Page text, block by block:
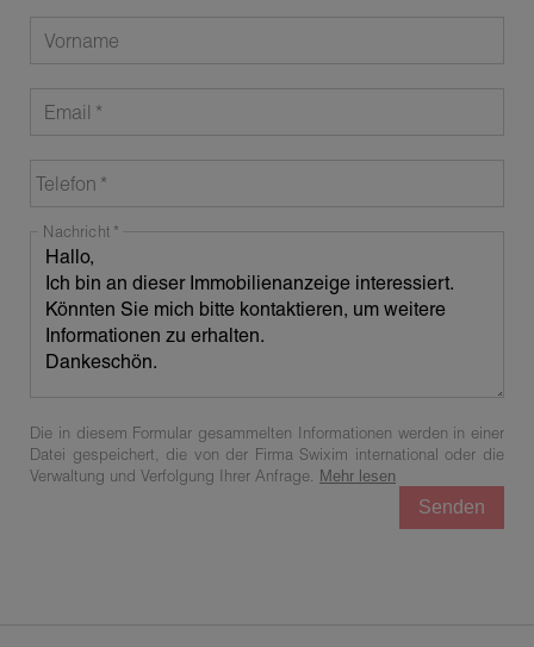
Vorname
Email
Telefon
Nachricht
Die in diesem Formular gesammelten Informationen werden in einer
Datei gespeichert, die von der Firma Swixim international oder die
Verwaltung und Verfolgung Ihrer Anfrage.
Mehr lesen
Senden